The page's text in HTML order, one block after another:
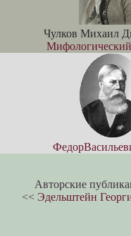
Чулков Михаил
Авторские
<< Эдельштейн